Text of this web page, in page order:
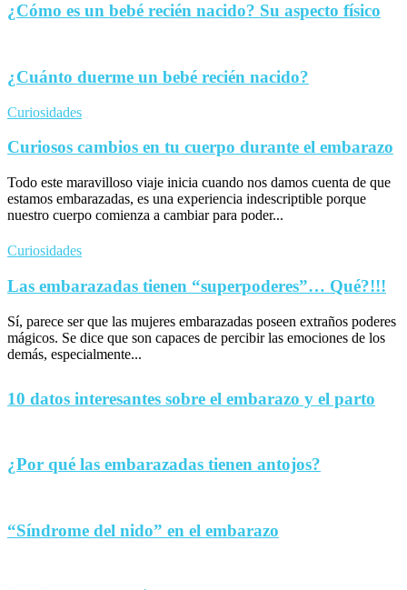
¿Cómo es un bebé recién nacido? Su aspecto físico
¿Cuánto duerme un bebé recién nacido?
Curiosidades
Curiosos cambios en tu cuerpo durante el embarazo
Todo este maravilloso viaje inicia cuando nos damos cuenta de que
estamos embarazadas, es una experiencia indescriptible porque
nuestro cuerpo comienza a cambiar para poder...
Curiosidades
Las embarazadas tienen “superpoderes”… Qué?!!!
Sí, parece ser que las mujeres embarazadas poseen extraños poderes
mágicos. Se dice que son capaces de percibir las emociones de los
demás, especialmente...
10 datos interesantes sobre el embarazo y el parto
¿Por qué las embarazadas tienen antojos?
“Síndrome del nido” en el embarazo